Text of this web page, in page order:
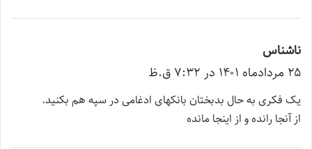
ناشناس
ف
ت
:
۲۵ مرداد‌ماه ۱۴۰۱ در ۷:۳۲ ق.ظ
یک فکری به حال بدبختان بانکهای ادغامی در سپه هم بکنید.
از آنجا رانده و از اینجا مانده